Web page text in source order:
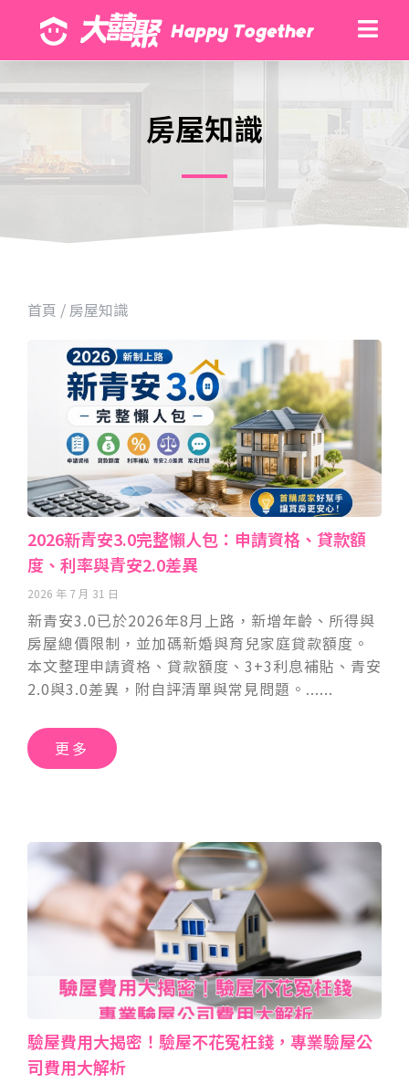
房屋知識
首頁 /房屋知識
2026新青安3.0完整懶人包：申請資格、貸款額
度、利率與青安2.0差異
2026 年 7 月 31 日
新青安3.0已於2026年8月上路，新增年齡、所得與
房屋總價限制，並加碼新婚與育兒家庭貸款額度。
本文整理申請資格、貸款額度、3+3利息補貼、青安
2.0與3.0差異，附自評清單與常見問題。
更多
驗屋費用大揭密！驗屋不花冤枉錢，專業驗屋公
司費用大解析